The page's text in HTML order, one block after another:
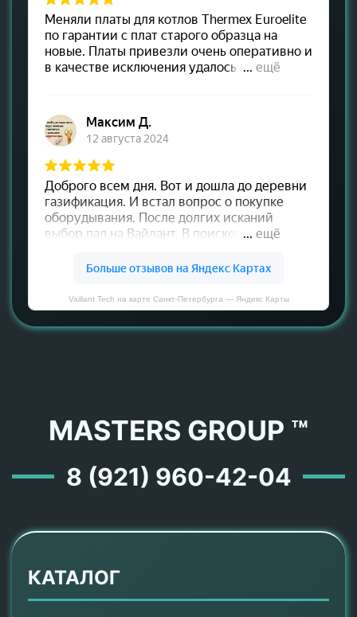
Vaillant Tech на карте Санкт‑Петербурга — Яндекс Карты
MASTERS GROUP ™
8 (921) 960-42-04
КАТАЛОГ